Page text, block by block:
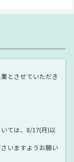
とさせていただき
ては、8/17(月)以
いますようお願い